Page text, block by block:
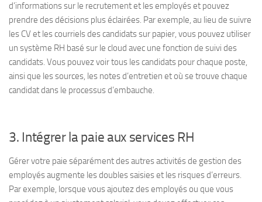
d’informations sur le recrutement et les employés et pouvez
prendre des décisions plus éclairées. Par exemple, au lieu de suivre
les CV et les courriels des candidats sur papier, vous pouvez utiliser
un système RH basé sur le cloud avec une fonction de suivi des
candidats. Vous pouvez voir tous les candidats pour chaque poste,
ainsi que les sources, les notes d’entretien et où se trouve chaque
candidat dans le processus d’embauche.
3. Intégrer la paie aux services RH
Gérer votre paie séparément des autres activités de gestion des
employés augmente les doubles saisies et les risques d’erreurs.
Par exemple, lorsque vous ajoutez des employés ou que vous